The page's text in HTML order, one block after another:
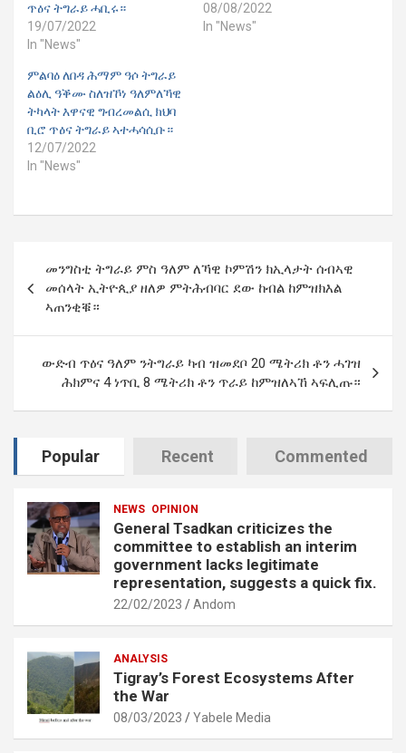
ጥዕና ትግራይ ሓቢሩ።
19/07/2022
In "News"
08/08/2022
In "News"
ምልባዕ ለበዳ ሕማም ዓሶ ትግራይ
ልዕሊ ዓቕሙ ስለዝኾነ ዓለምለኻዊ
ትካላት እዋናዊ ግብረመልሲ ክህባ
ቢሮ ጥዕና ትግራይ ኣተሓሳሲቡ።
12/07/2022
In "News"
navigation
መንግስቲ ትግራይ ምስ ዓለም ለኻዊ ኮምሽን ክኢላታት ሰብኣዊ
መሰላት ኢትዮጲያ ዘለዎ ምትሕብባር ደው ከብል ከምዝክእል
ኣጠንቂቑ።
ውድብ ጥዕና ዓለም ንትግራይ ካብ ዝመደቦ 20 ሜትሪክ ቶን ሓገዝ
ሕክምና 4 ነጥቢ 8 ሜትሪክ ቶን ጥራይ ከምዝለኣኸ ኣፍሊጡ።
Popular Recent Commented
NEWS OPINION
General Tsadkan criticizes the
committee to establish an interim
government lacks legitimate
representation, suggests a quick fix.
22/02/2023 Andom
ANALYSIS
Tigray’s Forest Ecosystems After
the War
08/03/2023 Yabele Media